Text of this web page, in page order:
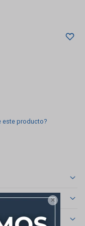

este producto?